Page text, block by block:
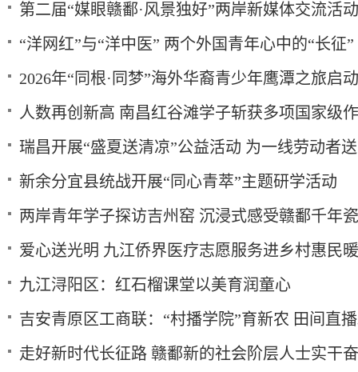
第二届“媒眼赣鄱·风景独好”两岸新媒体交流活
“洋网红”与“洋中医” 两个外国青年心中的“长征”
2026年“同根·同梦”海外华裔青少年鹰潭之旅启动
人数再创新高 南昌红谷滩学子斩获多项国家级
瑞昌开展“盛夏送清凉”公益活动 为一线劳动者
新余分宜县统战开展“同心青萃”主题研学活动
两岸青年学子探访吉州窑 沉浸式感受赣鄱千年
爱心送光明 九江侨界医疗志愿服务进乡村惠民
九江浔阳区：红石榴课堂以美育润童心
吉安青原区工商联：“村播学院”育新农 田间直
走好新时代长征路 赣鄱新的社会阶层人士实干